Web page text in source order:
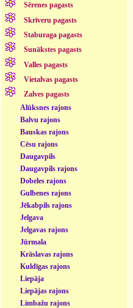
Sērenes pagasts
Skrīveru pagasts
Staburaga pagasts
Sunākstes pagasts
Valles pagasts
Vietalvas pagasts
Zalves pagasts
Alūksnes rajons
Balvu rajons
Bauskas rajons
Cēsu rajons
Daugavpils
Daugavpils rajons
Dobeles rajons
Gulbenes rajons
Jēkabpils rajons
Jelgava
Jelgavas rajons
Jūrmala
Krāslavas rajons
Kuldīgas rajons
Liepāja
Liepājas rajons
Limbažu rajons